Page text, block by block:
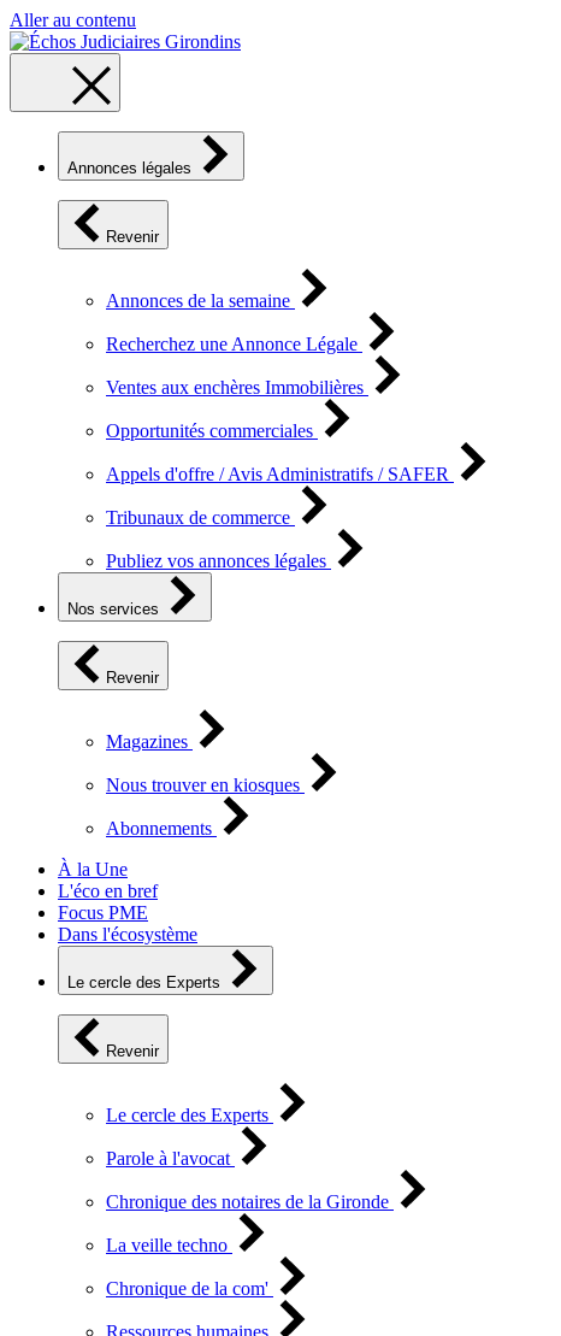
Aller au contenu
Annonces légales
Revenir
Annonces de la semaine
Recherchez une Annonce Légale
Ventes aux enchères Immobilières
Opportunités commerciales
Appels d'offre / Avis Administratifs / SAFER
Tribunaux de commerce
Publiez vos annonces légales
Nos services
Revenir
Magazines
Nous trouver en kiosques
Abonnements
À la Une
L'éco en bref
Focus PME
Dans l'écosystème
Le cercle des Experts
Revenir
Le cercle des Experts
Parole à l'avocat
Chronique des notaires de la Gironde
La veille techno
Chronique de la com'
Ressources humaines